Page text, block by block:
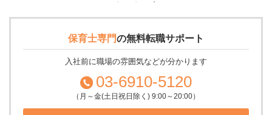
保育士専門の無料転職サポート
入社前に職場の雰囲気などが分かります
03-6910-5120
（月～金(土日祝日除く) 9:00～20:00）